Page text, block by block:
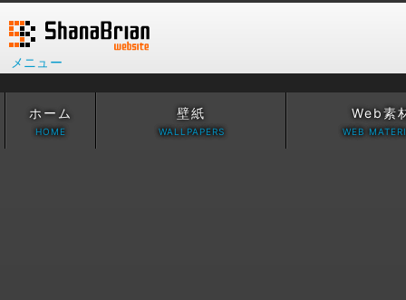
メニュー
ホーム 壁紙 Web素